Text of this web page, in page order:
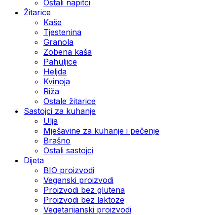
Ostali napitci
Žitarice
Kaše
Tjestenina
Granola
Zobena kaša
Pahuljice
Heljda
Kvinoja
Riža
Ostale žitarice
Sastojci za kuhanje
Ulja
Mješavine za kuhanje i pečenje
Brašno
Ostali sastojci
Dijeta
BIO proizvodi
Veganski proizvodi
Proizvodi bez glutena
Proizvodi bez laktoze
Vegetarijanski proizvodi